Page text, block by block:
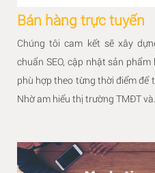
Bán hàng trực tuyến
Chúng tôi cam kết sẽ xây
chuẩn SEO, cập nhật sản
phù hợp theo từng thời điểm để
Nhờ am hiểu thị trường TMĐT